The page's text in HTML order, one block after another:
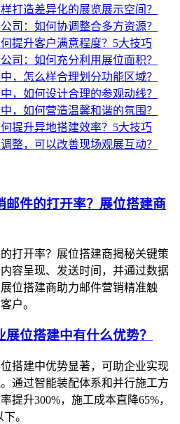
打造差异化的展览展示空间？
司：如何协调整合多方资源？
提升客户满意程度？5大技巧
司：如何充分利用展位面积？
，怎么样合理划分功能区域？
，如何设计合理的参观动线？
，如何营造温馨和谐的氛围？
提升异地搭建效率？5大技巧
整，可以改善现场观展互动？
邮件的打开率？展位搭建商
打开率？展位搭建商揭秘关键策
容呈现、发送时间，并通过数据
位搭建商助力邮件营销精准触
户。
位搭建中有什么优势？
搭建中优势显著，可助企业实现
通过智能装配体系和并行施工方
提升300%，施工成本直降65%，
。